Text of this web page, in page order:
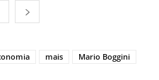
mais
Mario Boggini